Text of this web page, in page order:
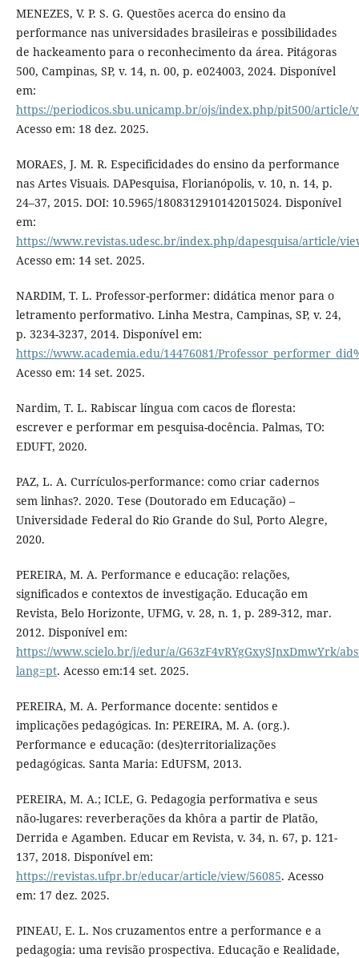
MENEZES, V. P. S. G. Questões acerca do ensino da
performance nas universidades brasileiras e possibilidades
de hackeamento para o reconhecimento da área. Pitágoras
500, Campinas, SP, v. 14, n. 00, p. e024003, 2024. Disponível
em:
https://periodicos.sbu.unicamp.br/ojs/index.php/pit500/article/
Acesso em: 18 dez. 2025.
MORAES, J. M. R. Especificidades do ensino da performance
nas Artes Visuais. DAPesquisa, Florianópolis, v. 10, n. 14, p.
24–37, 2015. DOI: 10.5965/1808312910142015024. Disponível
em:
https://www.revistas.udesc.br/index.php/dapesquisa/article/
Acesso em: 14 set. 2025.
NARDIM, T. L. Professor-performer: didática menor para o
letramento performativo. Linha Mestra, Campinas, SP, v. 24,
p. 3234-3237, 2014. Disponível em:
https://www.academia.edu/14476081/
Acesso em: 14 set. 2025.
Nardim, T. L. Rabiscar língua com cacos de floresta:
escrever e performar em pesquisa-docência. Palmas, TO:
EDUFT, 2020.
PAZ, L. A. Currículos-performance: como criar cadernos
sem linhas?. 2020. Tese (Doutorado em Educação) –
Universidade Federal do Rio Grande do Sul, Porto Alegre,
2020.
PEREIRA, M. A. Performance e educação: relações,
significados e contextos de investigação. Educação em
Revista, Belo Horizonte, UFMG, v. 28, n. 1, p. 289-312, mar.
2012. Disponível em:
https://www.scielo.br/j/edur/a/G63zF4vRYgGxySJnxDmwYrk/
lang=pt. Acesso em:14 set. 2025.
PEREIRA, M. A. Performance docente: sentidos e
implicações pedagógicas. In: PEREIRA, M. A. (org.).
Performance e educação: (des)territorializações
pedagógicas. Santa Maria: EdUFSM, 2013.
PEREIRA, M. A.; ICLE, G. Pedagogia performativa e seus
não-lugares: reverberações da khôra a partir de Platão,
Derrida e Agamben. Educar em Revista, v. 34, n. 67, p. 121-
137, 2018. Disponível em:
https://revistas.ufpr.br/educar/article/view/56085. Acesso
em: 17 dez. 2025.
PINEAU, E. L. Nos cruzamentos entre a performance e a
pedagogia: uma revisão prospectiva. Educação e Realidade,